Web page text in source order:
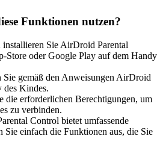
Funktionen nutzen?
installieren Sie AirDroid Parental
Store oder Google Play auf dem Handy
Sie gemäß den Anweisungen AirDroid
des Kindes.
die erforderlichen Berechtigungen, um
zu verbinden.
Control bietet umfassende
Sie einfach die Funktionen aus, die Sie